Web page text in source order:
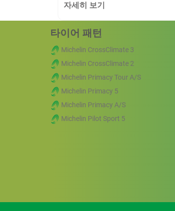
자세히 보기
타이어 패턴
Michelin CrossClimate 3
Michelin CrossClimate 2
Michelin Primacy Tour A/S
Michelin Primacy 5
Michelin Primacy A/S
Michelin Pilot Sport 5